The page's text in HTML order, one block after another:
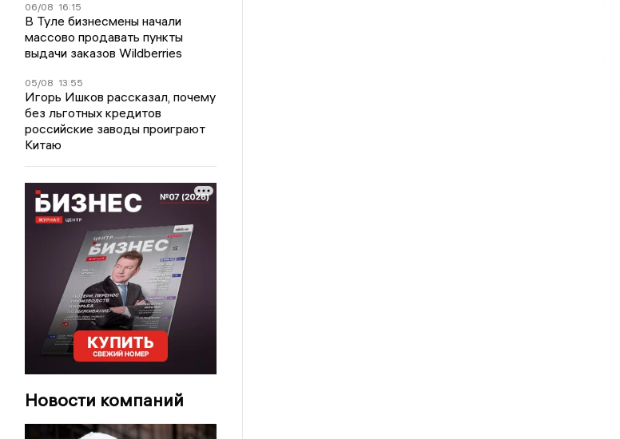
06/08 16:15
В Туле бизнесмены начали
массово продавать пункты
выдачи заказов Wildberries
05/08 13:55
Игорь Ишков рассказал, почему
без льготных кредитов
российские заводы проиграют
Китаю
Новости компаний